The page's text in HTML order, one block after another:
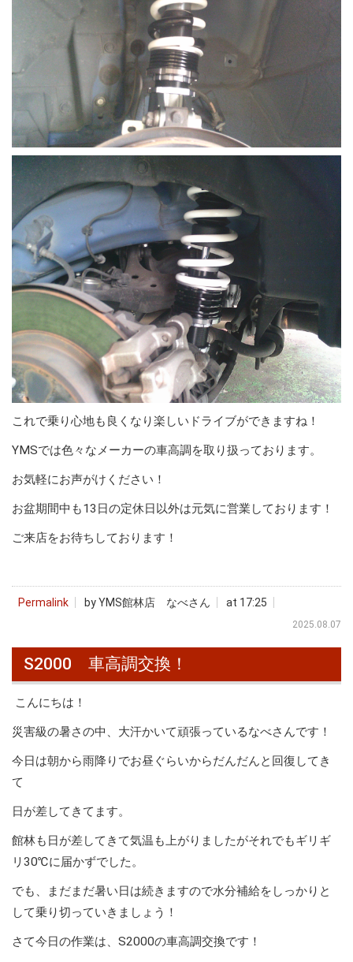
これで乗り心地も良くなり楽しいドライブができますね！
YMSでは色々なメーカーの車高調を取り扱っております。
お気軽にお声がけください！
お盆期間中も13日の定休日以外は元気に営業しております！
ご来店をお待ちしております！
Permalink by YMS館林店 なべさん at 17:25
2025.08.07
S2000 車高調交換！
こんにちは！
災害級の暑さの中、大汗かいて頑張っているなべさんです！
今日は朝から雨降りでお昼ぐらいからだんだんと回復してき
て
日が差してきてます。
館林も日が差してきて気温も上がりましたがそれでもギリギ
リ30℃に届かずでした。
でも、まだまだ暑い日は続きますので水分補給をしっかりと
して乗り切っていきましょう！
さて今日の作業は、S2000の車高調交換です！